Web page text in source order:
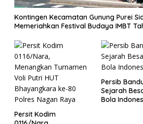
Kontingen Kecamatan Gunung Purei
Memeriahkan Festival Budaya IMBT
Persit Kodim
Persib
Sejarah
Bola